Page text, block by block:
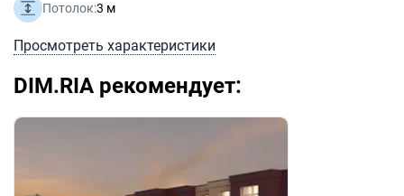
Потолок:3 м
Просмотреть характеристики
DIM.RIA рекомендует: